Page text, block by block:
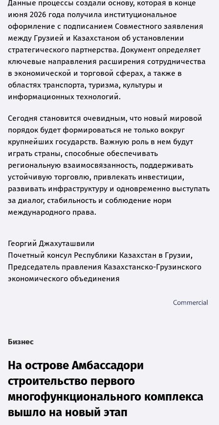
Данные процессы создали основу, которая в конце
июня 2026 года получила институциональное
оформление с подписанием Совместного заявления
между Грузией и Казахстаном об установлении
стратегического партнерства. Документ определяет
ключевые направления расширения сотрудничества
в экономической и торговой сферах, а также в
областях транспорта, туризма, культуры и
информационных технологий.
Сегодня становится очевидным, что новый мировой
порядок будет формироваться не только вокруг
крупнейших государств. Важную роль в нем будут
играть страны, способные обеспечивать
региональную взаимосвязанность, поддерживать
устойчивую торговлю, привлекать инвестиции,
развивать инфраструктуру и одновременно выступать
за диалог, стабильность и соблюдение норм
международного права.
Георгий Джахуташвили
Почетный консул Республики Казахстан в Грузии,
Председатель правления Казахстанско-Грузинского
экономического объединения
Бизнес
На острове Амбассадори
строительство первого
многофункционального комплекса
вышло на новый этап